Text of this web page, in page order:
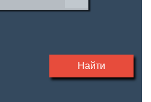
Найти